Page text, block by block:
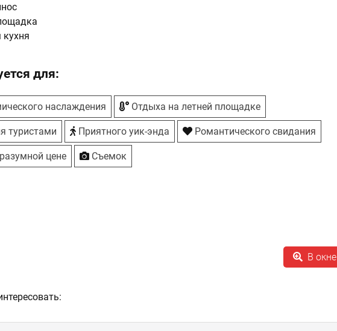
для:
наслаждения Отдыха на летней площадке
туристами Приятного уик-энда Романтического свидания
цене Съемок
В окне